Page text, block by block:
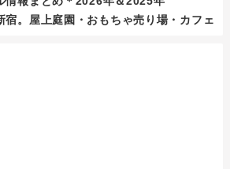
宿。屋上庭園・おもちゃ売り場・カフェ